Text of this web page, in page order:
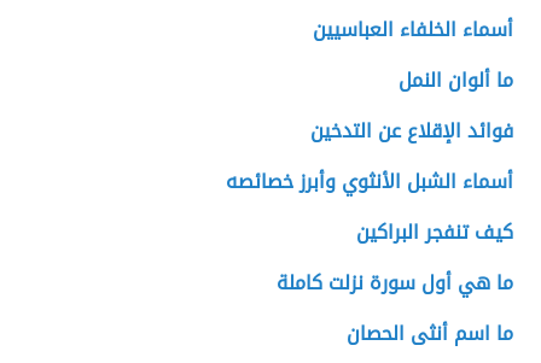
أسماء الخلفاء العباسيين
ما ألوان النمل
فوائد الإقلاع عن التدخين
أسماء الشبل الأنثوي وأبرز خصائصه
كيف تنفجر البراكين
ما هي أول سورة نزلت كاملة
ما اسم أنثى الحصان